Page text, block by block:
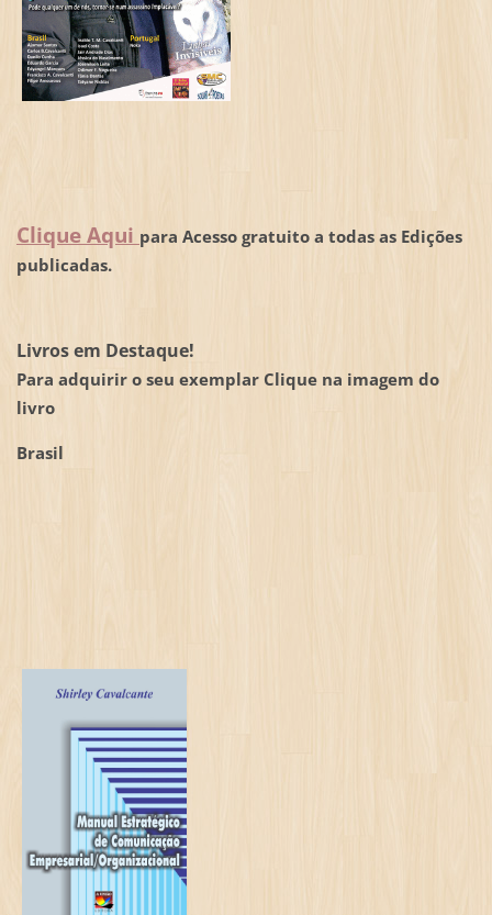
Clique Aqui para Acesso gratuito a todas as Edições
publicadas.
Livros em Destaque!
Para adquirir o seu exemplar Clique na imagem do
livro
Brasil